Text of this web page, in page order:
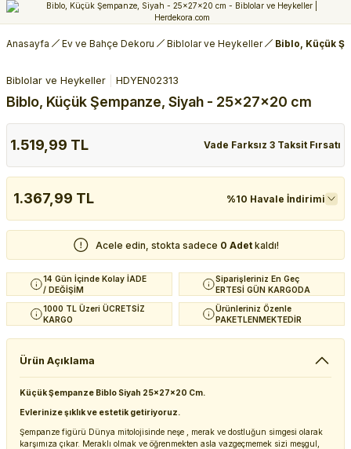
Anasayfa Ev ve Bahçe Dekoru Biblolar ve Heykeller Biblo, Küçük
Biblolar ve Heykeller HDYEN02313
Biblo, Küçük Şempanze, Siyah - 25x27x20 cm
1.519,99 TL Vade Farksız 3 Taksit Fırsatı
1.367,99 TL %10 Havale İndirimi
Acele edin, stokta sadece 0 Adet kaldı!
14 Gün İçinde Kolay İADE
/ DEĞİŞİM
Siparişleriniz En Geç
ERTESİ GÜN KARGODA
1000 TL Üzeri ÜCRETSİZ
KARGO
Ürünleriniz Özenle
PAKETLENMEKTEDİR
Ürün Açıklama
Küçük Şempanze Biblo Siyah 25x27x20 Cm.
Evlerinize şıklık ve estetik getiriyoruz.
Şempanze figürü Dünya mitolojisinde neşe , merak ve dostluğun simgesi olarak
karşımıza çıkar. Meraklı olmak ve öğrenmekten asla vazgeçmemek sizi meşgul,